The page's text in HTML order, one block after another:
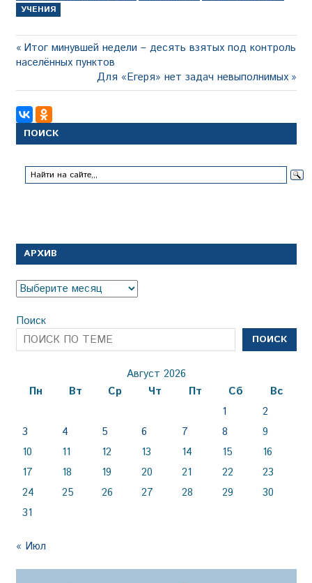
УЧЕНИЯ
Навигация
по
записям
Предыдущая
запись:
Итог минувшей недели – десять взятых под контроль
населённых пунктов
Следующая
запись:
Для «Егеря» нет задач невыполнимых
ПОИСК
АРХИВ
Архив
Поиск
ПОИСК
Август 2026
Пн
Вт Ср Чт Пт Сб
Вс
1
2
3
4 5 6 7 8
9
10
11 12 13 14 15
16
17
18 19 20 21 22
23
24
25 26 27 28 29
30
31
« Июл